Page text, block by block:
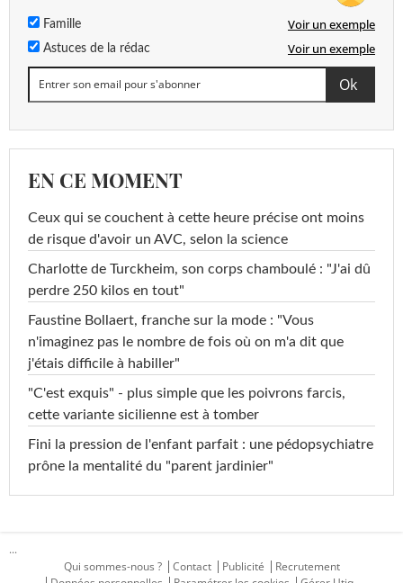
Famille Voir un exemple
Astuces de la rédac Voir un exemple
EN CE MOMENT
Ceux qui se couchent à cette heure précise ont moins
de risque d'avoir un AVC, selon la science
Charlotte de Turckheim, son corps chamboulé : "J'ai dû
perdre 250 kilos en tout"
Faustine Bollaert, franche sur la mode : "Vous
n'imaginez pas le nombre de fois où on m'a dit que
j'étais difficile à habiller"
"C'est exquis" - plus simple que les poivrons farcis,
cette variante sicilienne est à tomber
Fini la pression de l'enfant parfait : une pédopsychiatre
prône la mentalité du "parent jardinier"
...
Qui sommes-nous ?
Contact Publicité
Recrutement